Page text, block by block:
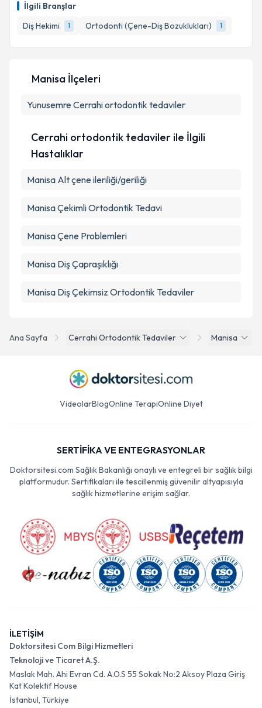
İlgili Branşlar
Diş Hekimi
1 Ortodonti (Çene-Diş Bozuklukları) 1
E-posta Adresiniz
Kişisel verilerimin işlenmesine ilişkin
Metni'ni okudum ve kişisel verilerimin belirtilen
Takvim Talebini Gönder
Ana Sayfa Cerrahi Ortodontik Tedaviler Manisa
Manisa İlçeleri
Yunusemre Cerrahi ortodontik tedaviler
Cerrahi ortodontik tedaviler ile İlgili
Hastalıklar
Manisa Alt çene ileriliği/geriliği
Manisa Çekimli Ortodontik Tedavi
Manisa Çene Problemleri
Manisa Diş Çapraşıklığı
Manisa Diş Çekimsiz Ortodontik Tedaviler
VideolarBlogOnline TerapiOnline Diyet
SERTİFİKA VE ENTEGRASYONLAR
Doktorsitesi.com Sağlık Bakanlığı onaylı ve entegreli bir sağlık bilgi
platformudur. Sertifikaları ile tescillenmiş güvenilir altyapısıyla
sağlık hizmetlerine erişim sağlar.
İLETİŞİM
Doktorsitesi Com Bilgi Hizmetleri
Teknoloji ve Ticaret A.Ş.
Maslak Mah. Ahi Evran Cd. A.O.S 55 Sokak No:2 Aksoy Plaza Giriş
Kat Kolektif House
İstanbul, Türkiye